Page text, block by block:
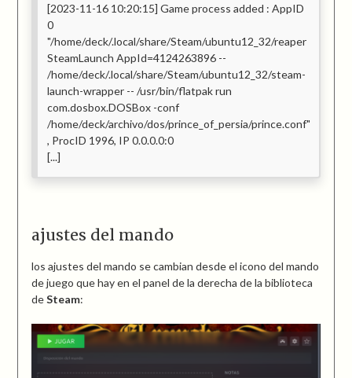
[2023-11-16 10:20:15] Game process added : AppID
0
"/home/deck/.local/share/Steam/ubuntu12_32/reaper
SteamLaunch AppId=4124263896 --
/home/deck/.local/share/Steam/ubuntu12_32/steam-
launch-wrapper -- /usr/bin/flatpak run
com.dosbox.DOSBox -conf
/home/deck/archivo/dos/prince_of_persia/prince.conf"
, ProcID 1996, IP 0.0.0.0:0
[...]
ajustes del mando
los ajustes del mando se cambian desde el icono del mando
de juego que hay en el panel de la derecha de la biblioteca
deSteam: